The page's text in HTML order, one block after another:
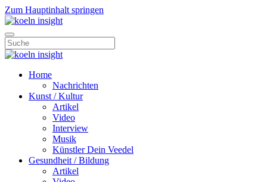
Zum Hauptinhalt springen
Home
Nachrichten
Kunst / Kultur
Artikel
Video
Interview
Musik
Künstler Dein Veedel
Gesundheit / Bildung
Artikel